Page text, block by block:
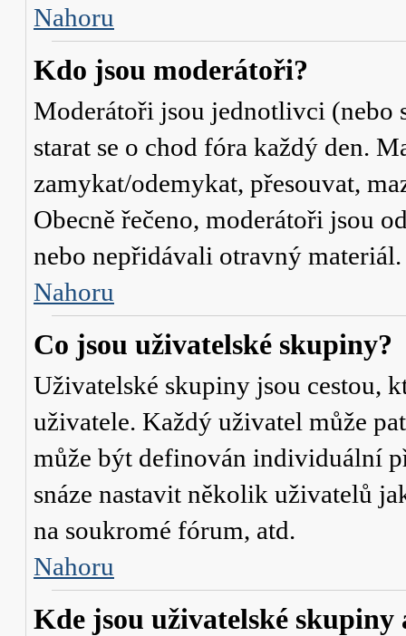
Nahoru
Kdo jsou moderátoři?
Moderátoři jsou jednotlivci (nebo
starat se o chod fóra každý den.
zamykat/odemykat, přesouvat,
Obecně řečeno, moderátoři jsou
nebo nepřidávali otravný materiál.
Nahoru
Co jsou uživatelské skupiny?
Uživatelské skupiny jsou cestou,
uživatele. Každý uživatel může
může být definován individuální
snáze nastavit několik uživatelů
na soukromé fórum, atd.
Nahoru
Kde jsou uživatelské